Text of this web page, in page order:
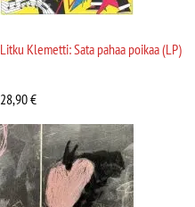
Litku Klemetti: Sata pahaa poikaa (LP)
28,90€